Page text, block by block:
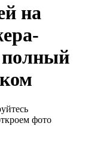
на
полный
фото